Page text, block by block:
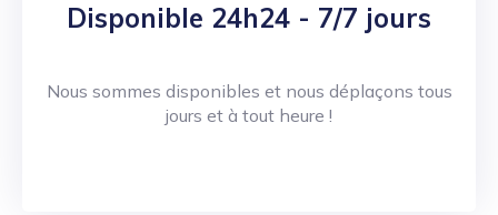
Disponible 24h24 - 7/7 jours
Nous sommes disponibles et nous déplaçons tous
jours et à tout heure !